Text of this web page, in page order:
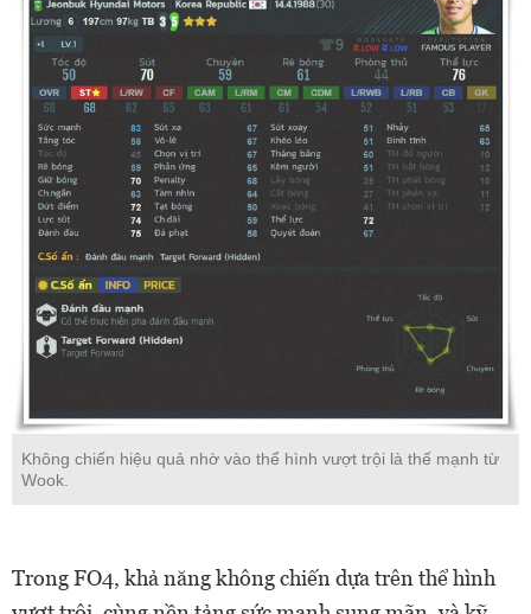
Không chiến hiệu quả nhờ vào thể hình vượt trội là thế mạnh từ
Wook.
Trong FO4, khả năng không chiến dựa trên thể hình